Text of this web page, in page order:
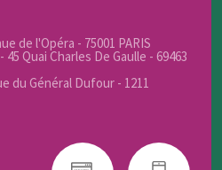
de l'Opéra - 75001 PARIS
Quai Charles De Gaulle - 69463
du Général Dufour - 1211